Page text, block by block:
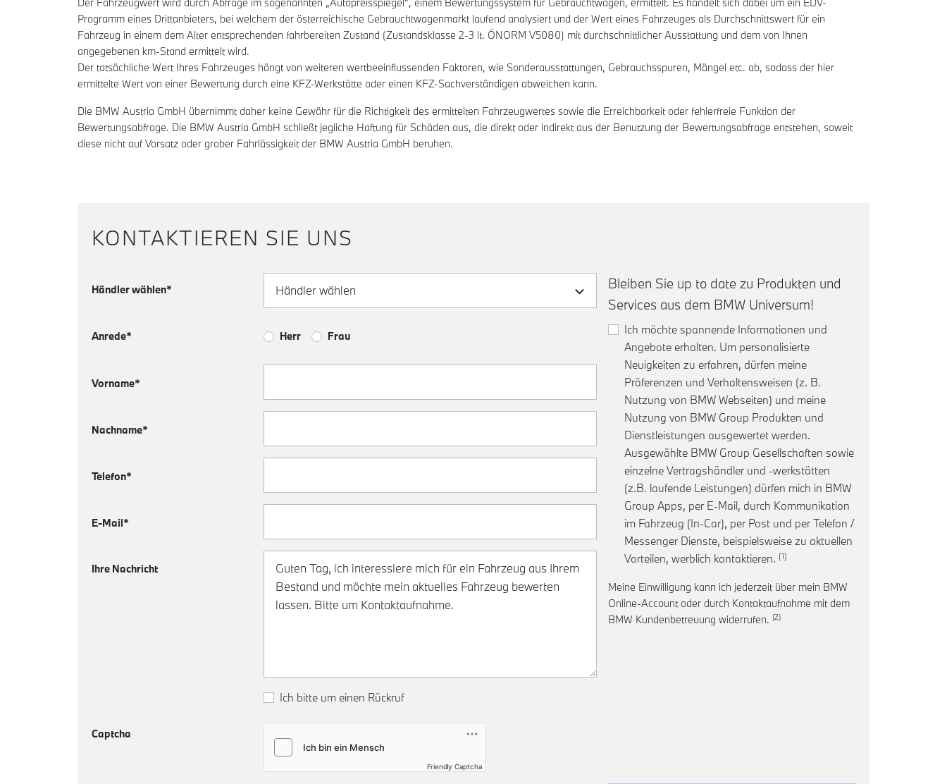
Programm eines Drittanbieters, bei welchem der österreichische Gebrauchtwagenmarkt laufend analysiert und der Wert eines Fahrzeuges als Durchschnittswert für ein
Fahrzeug in einem dem Alter entsprechenden fahrbereiten Zustand (Zustandsklasse 2-3 lt. ÖNORM V5080) mit durchschnittlicher Ausstattung und dem von Ihnen
angegebenen km-Stand ermittelt wird.
Der tatsächliche Wert Ihres Fahrzeuges hängt von weiteren wertbeeinflussenden Faktoren, wie Sonderausstattungen, Gebrauchsspuren, Mängel etc. ab, sodass der hier
ermittelte Wert von einer Bewertung durch eine KFZ-Werkstätte oder einen KFZ-Sachverständigen abweichen kann.
Die BMW Austria GmbH übernimmt daher keine Gewähr für die Richtigkeit des ermittelten Fahrzeugwertes sowie die Erreichbarkeit oder fehlerfreie Funktion der
Bewertungsabfrage. Die BMW Austria GmbH schließt jegliche Haftung für Schäden aus, die direkt oder indirekt aus der Benutzung der Bewertungsabfrage entstehen, soweit
diese nicht auf Vorsatz oder grober Fahrlässigkeit der BMW Austria GmbH beruhen.
KONTAKTIEREN SIE UNS
Händler wählen*
Anrede* Herr Frau
Vorname*
Nachname*
Telefon*
E-Mail*
Ihre Nachricht
Ich bitte um einen Rückruf
Captcha
Friendly Captcha
Bleiben Sie up to date zu Produkten und
Services aus dem BMW Universum!
Ich möchte spannende Informationen und
Angebote erhalten. Um personalisierte
Neuigkeiten zu erfahren, dürfen meine
Präferenzen und Verhaltensweisen (z. B.
Nutzung von BMW Webseiten) und meine
Nutzung von BMW Group Produkten und
Dienstleistungen ausgewertet werden.
Ausgewählte BMW Group Gesellschaften sowie
einzelne Vertragshändler und -werkstätten
(z.B. laufende Leistungen) dürfen mich in BMW
Group Apps, per E-Mail, durch Kommunikation
im Fahrzeug (In-Car), per Post und per Telefon /
Messenger Dienste, beispielsweise zu aktuellen
Vorteilen, werblich kontaktieren. Link zur Fußnote: Einwilligung
Meine Einwilligung kann ich jederzeit über mein BMW
Online-Account oder durch Kontaktaufnahme mit dem
BMW Kundenbetreuung widerrufen. Link zur Fußnote: Widerruf der